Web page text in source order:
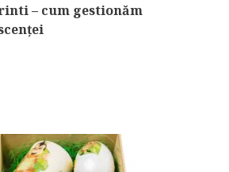
– cum gestionăm